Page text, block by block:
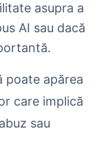
asupra a
AI sau dacă
poate apărea
care implică
sau